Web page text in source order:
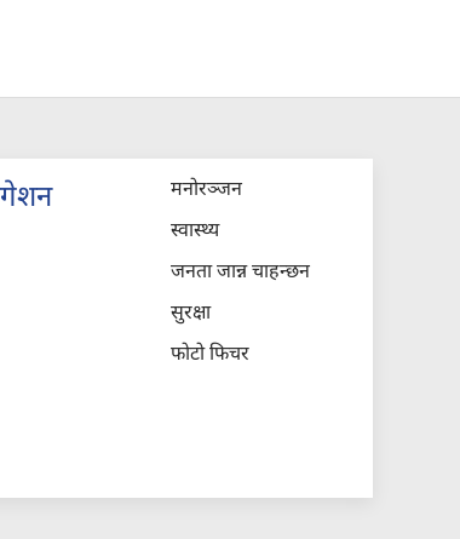
मनोरञ्जन
स्वास्थ्य
जनता जान्न चाहन्छन
सुरक्षा
फोटो फिचर